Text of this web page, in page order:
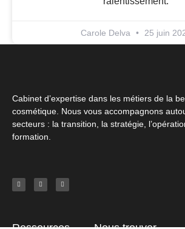
Carole Delva 25 juin
Cabinet d’expertise dans les métiers de la
cosmétique. Nous vous accompagnons
secteurs : la transition, la stratégie,
formation.